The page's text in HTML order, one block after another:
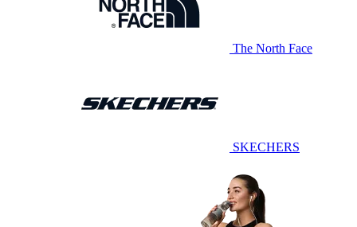
The North Face
SKECHERS